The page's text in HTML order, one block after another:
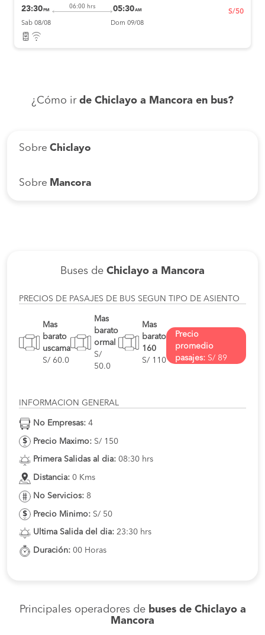
23:30 PM
06:00 hrs 05:30AM
Sab 08/08 Dom 09/08
S/50
¿Cómo ir de Chiclayo a Mancora en bus?
Sobre Chiclayo
Sobre Mancora
Buses de Chiclayo a Mancora
PRECIOS DE PASAJES DE BUS SEGUN TIPO DE ASIENTO
Mas
barato
uscama
S/ 60.0
Mas
barato
ormal
S/
50.0
Mas
barato
160
S/ 110
Precio
promedio
pasajes: S/ 89
INFORMACION GENERAL
No Empresas: 4
Precio Maximo: S/ 150
Primera Salidas al dia: 08:30 hrs
Distancia: 0 Kms
No Servicios: 8
Precio Minimo: S/ 50
Ultima Salida del dia: 23:30 hrs
Duración: 00 Horas
Principales operadores de buses de Chiclayo a
Mancora